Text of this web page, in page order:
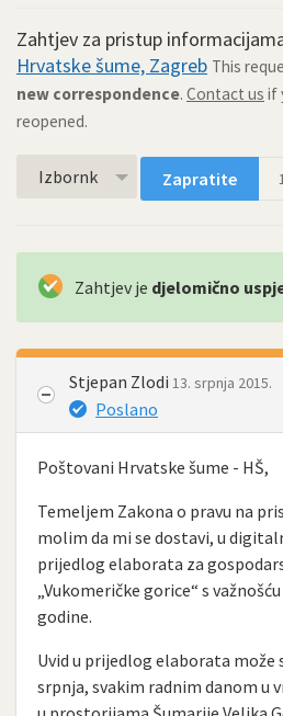
Zahtjev za pristup
Hrvatske šume, Zagreb This
new correspondence. Contact us if
reopened.
Izbornk Zapratite
Zahtjev je djelomično
Stjepan Zlodi 13. srpnja 2015.
Poslano
Poštovani Hrvatske šume - HŠ,
Temeljem Zakona o pravu na
molim da mi se dostavi, u
prijedlog elaborata za
„Vukomeričke gorice“ s važnošću
godine.
Uvid u prijedlog elaborata može
srpnja, svakim radnim danom u